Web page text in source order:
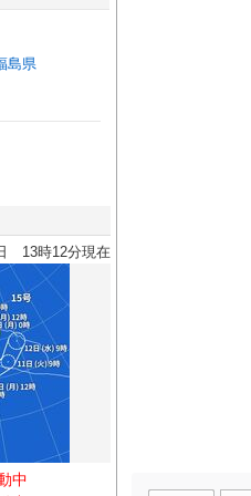
島県
13時12分現在
中